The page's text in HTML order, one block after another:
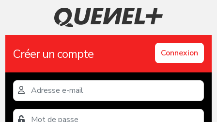
Créer un compte Connexion